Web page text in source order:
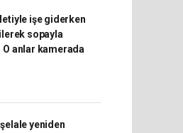
işe giderken
sopayla
O anlar kamerada
yeniden